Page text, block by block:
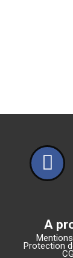
A
Protection